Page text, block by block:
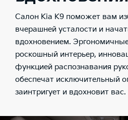
Салон Kia K9 поможет вам
вчерашней усталости и
вдохновением.
роскошный интерьер,
функцией распознавания
обеспечат исключительный
заинтригует и вдохновит вас.